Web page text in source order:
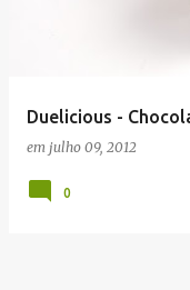
Duelicious -
em julho 09, 2012
0